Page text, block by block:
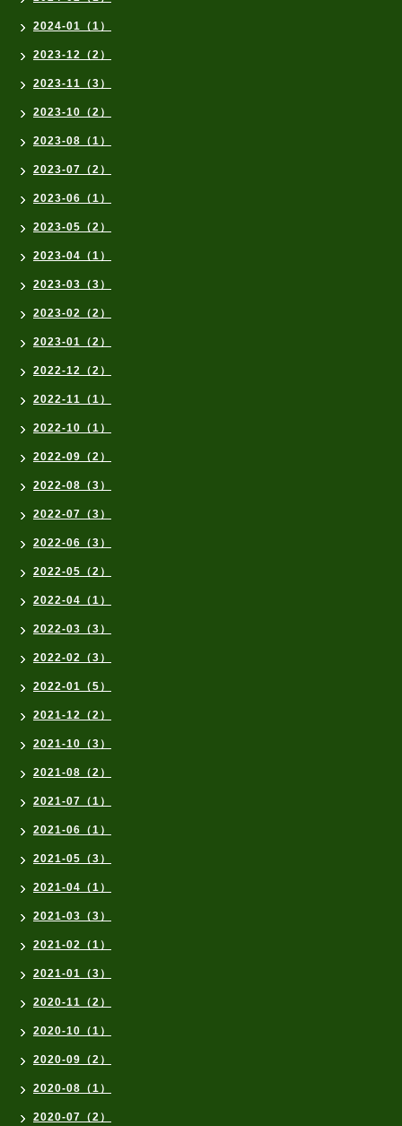
2024-01（1）
2023-12（2）
2023-11（3）
2023-10（2）
2023-08（1）
2023-07（2）
2023-06（1）
2023-05（2）
2023-04（1）
2023-03（3）
2023-02（2）
2023-01（2）
2022-12（2）
2022-11（1）
2022-10（1）
2022-09（2）
2022-08（3）
2022-07（3）
2022-06（3）
2022-05（2）
2022-04（1）
2022-03（3）
2022-02（3）
2022-01（5）
2021-12（2）
2021-10（3）
2021-08（2）
2021-07（1）
2021-06（1）
2021-05（3）
2021-04（1）
2021-03（3）
2021-02（1）
2021-01（3）
2020-11（2）
2020-10（1）
2020-09（2）
2020-08（1）
2020-07（2）